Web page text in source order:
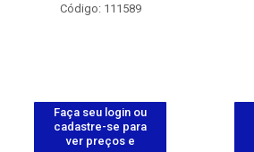
Código: 111589
Faça seu login ou
cadastre-se para
ver preços e